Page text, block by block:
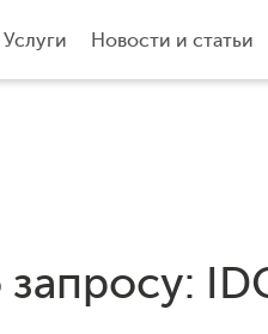
Услуги Новости и статьи